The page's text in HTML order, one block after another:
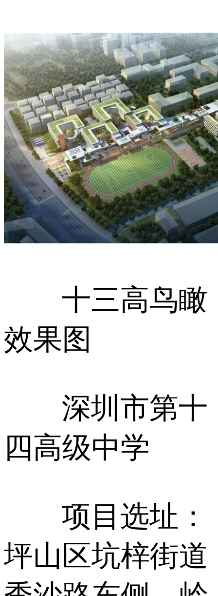
十三高鸟瞰
效果图
深圳市第十
四高级中学
项目选址：
坪山区坑梓街道